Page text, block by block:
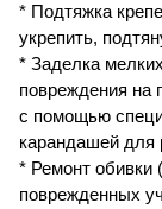
* Подтяжка
укрепить,
* Заделка
повреждения на
с помощью
карандашей для
* Ремонт обивки
поврежденных